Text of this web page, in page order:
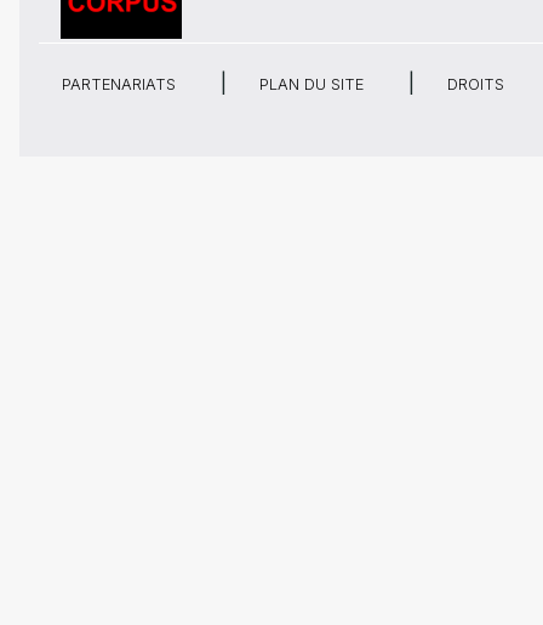
PARTENARIATS PLAN DU SITE DROITS